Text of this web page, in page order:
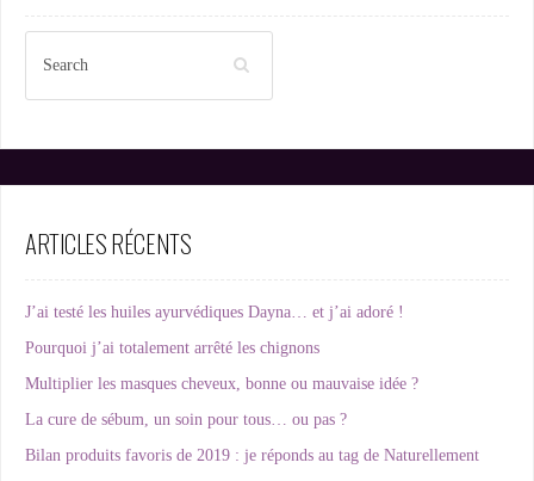
ARTICLES RÉCENTS
J’ai testé les huiles ayurvédiques Dayna… et j’ai adoré !
Pourquoi j’ai totalement arrêté les chignons
Multiplier les masques cheveux, bonne ou mauvaise idée ?
La cure de sébum, un soin pour tous… ou pas ?
Bilan produits favoris de 2019 : je réponds au tag de Naturellement